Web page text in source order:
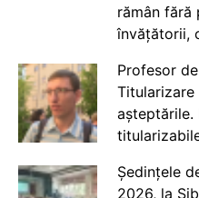
rămân fără
învățătorii,
Profesor
Titularizare
așteptările.
Ședințele
2026, la